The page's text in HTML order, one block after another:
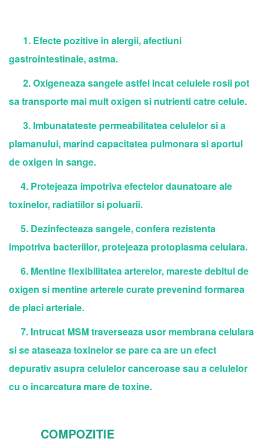
1. Efecte pozitive in alergii, afectiuni
gastrointestinale, astma.
2. Oxigeneaza sangele astfel incat celulele rosii pot
sa transporte mai mult oxigen si nutrienti catre celule.
3. Imbunatateste permeabilitatea celulelor si a
plamanului, marind capacitatea pulmonara si aportul
de oxigen in sange.
4. Protejeaza impotriva efectelor daunatoare ale
toxinelor, radiatiilor si poluarii.
5. Dezinfecteaza sangele, confera rezistenta
impotriva bacteriilor, protejeaza protoplasma celulara.
6. Mentine flexibilitatea arterelor, mareste debitul de
oxigen si mentine arterele curate prevenind formarea
de placi arteriale.
7. Intrucat MSM traverseaza usor membrana celulara
si se ataseaza toxinelor se pare ca are un efect
depurativ asupra celulelor canceroase sau a celulelor
cu o incarcatura mare de toxine.
COMPOZITIE